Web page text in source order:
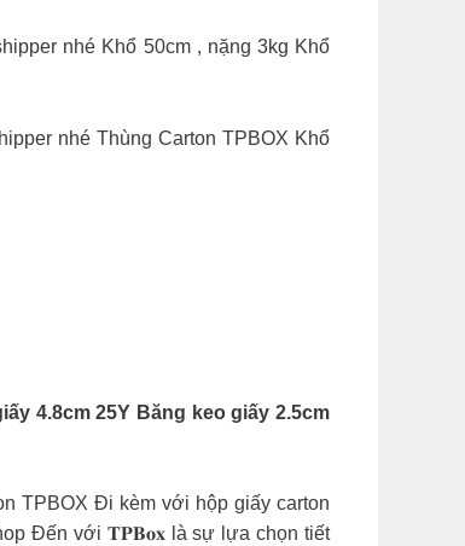
nhé Khổ 50cm , nặng 3kg Khổ
nhé Thùng Carton TPBOX Khổ
4.8cm 25Y Băng keo giấy 2.5cm
TPBOX Đi kèm với hộp giấy carton
Đến với 𝐓𝐏𝐁𝐨𝐱 là sự lựa chọn tiết